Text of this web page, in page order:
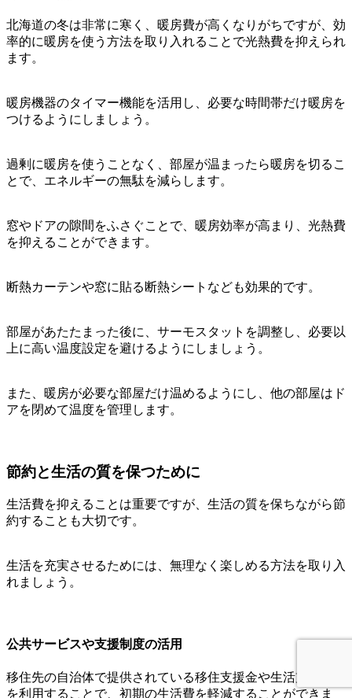
北海道の冬は非常に寒く、暖房費が高くなりがちですが、効
率的に暖房を使う方法を取り入れることで光熱費を抑えられ
ます。
暖房機器のタイマー機能を活用し、必要な時間帯だけ暖房を
つけるようにしましょう。
過剰に暖房を使うことなく、部屋が温まったら暖房を切るこ
とで、エネルギーの無駄を減らします。
窓やドアの隙間をふさぐことで、暖房効率が高まり、光熱費
を抑えることができます。
断熱カーテンや窓に貼る断熱シートなども効果的です。
部屋があたたまった後に、サーモスタットを調整し、必要以
上に高い温度設定を避けるようにしましょう。
また、暖房が必要な部屋だけ温めるようにし、他の部屋はド
アを閉めて温度を管理します。
節約と生活の質を保つために
生活費を抑えることは重要ですが、生活の質を保ちながら節
約することも大切です。
生活を充実させるためには、無理なく楽しめる方法を取り入
れましょう。
公共サービスや支援制度の活用
移住先の自治体で提供されている移住支援金や生活支援制度
を利用することで、初期の生活費を軽減することができま